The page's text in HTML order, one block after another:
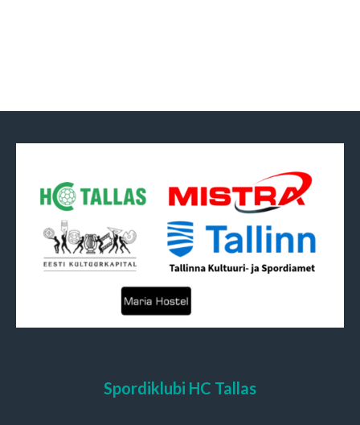
Spordiklubi HC Tallas